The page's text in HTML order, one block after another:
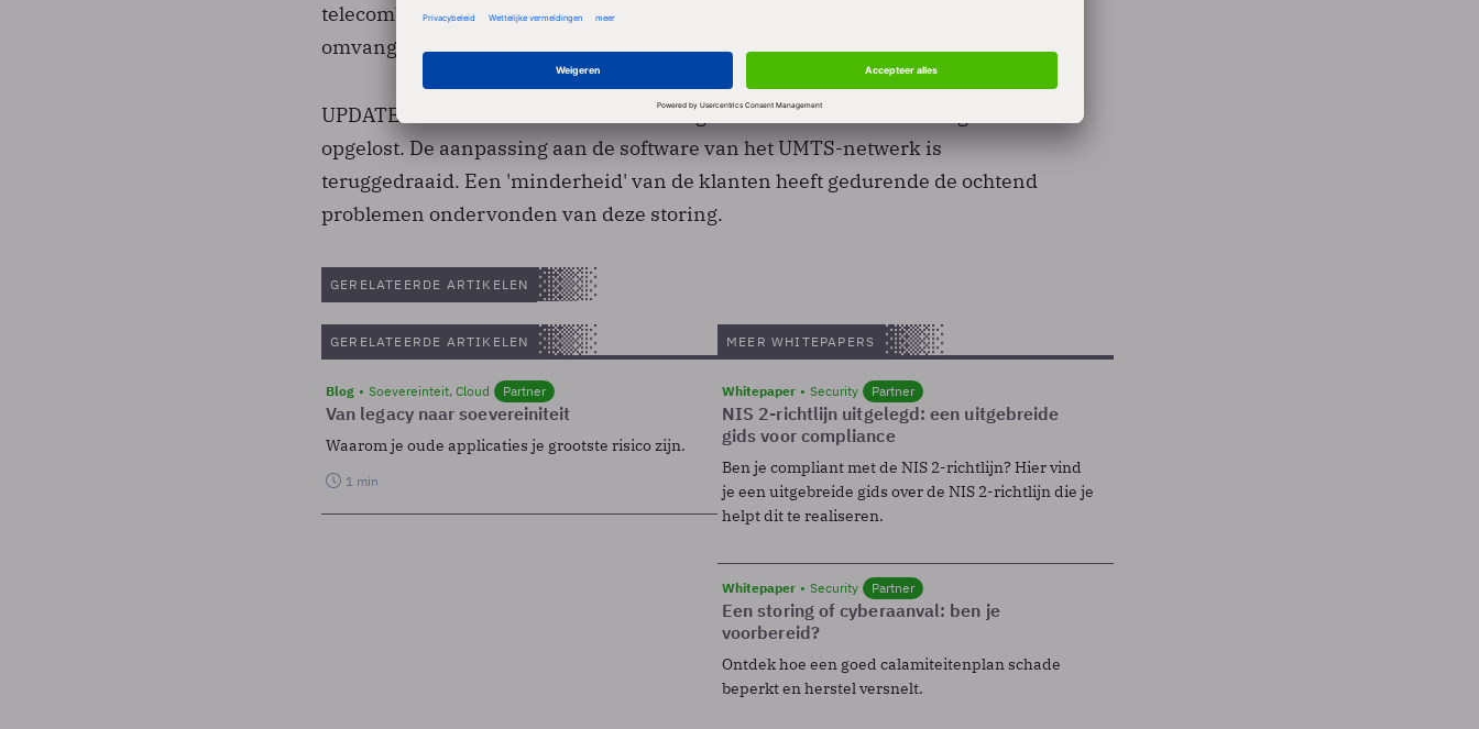
telecombedrijf zegt dat de problematiek geen relatie heeft met de
omvangrijke storing die zich op 18 november voordeed.
UPDATE: Vodafone meldde dat de storing inderdaad rond het middaguur was
opgelost. De aanpassing aan de software van het UMTS-netwerk is
teruggedraaid. Een 'minderheid' van de klanten heeft gedurende de ochtend
problemen ondervonden van deze storing.
GERELATEERDE ARTIKELEN
GERELATEERDE ARTIKELEN
Blog Soevereinteit, Cloud Partner
Van legacy naar soevereiniteit
Waarom je oude applicaties je grootste risico zijn.
1 min
MEER WHITEPAPERS
Whitepaper Security Partner
NIS 2-richtlijn uitgelegd: een uitgebreide
gids voor compliance
Ben je compliant met de NIS 2-richtlijn? Hier vind
je een uitgebreide gids over de NIS 2-richtlijn die je
helpt dit te realiseren.
Whitepaper Security Partner
Een storing of cyberaanval: ben je
voorbereid?
Ontdek hoe een goed calamiteitenplan schade
beperkt en herstel versnelt.